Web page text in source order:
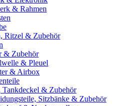
& Rahmen
Ritzel & Zubehör
& Zubehör
& Pleuel
& Airbox
Tankdeckel & Zubehör
Sitzbänke & Zubehör